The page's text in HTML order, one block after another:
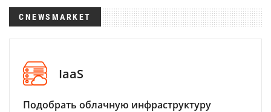
CNEWSMARKET
IaaS
Подобрать облачную инфраструктуру